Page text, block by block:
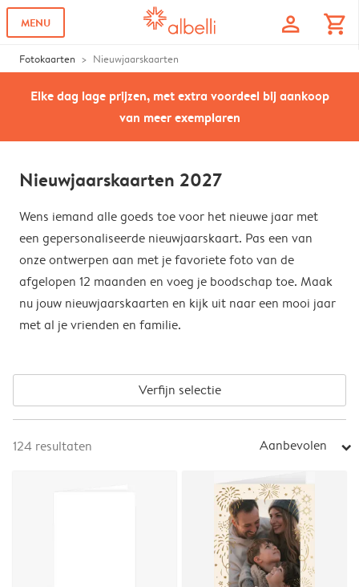
MENU profile shopping_cart
Fotokaarten Nieuwjaarskaarten
Elke dag lage prijzen, met extra voordeel bij aankoop
van meer exemplaren
Nieuwjaarskaarten 2027
Wens iemand alle goeds toe voor het nieuwe jaar met
een gepersonaliseerde nieuwjaarskaart. Pas een van
onze ontwerpen aan met je favoriete foto van de
afgelopen 12 maanden en voeg je boodschap toe. Maak
nu jouw nieuwjaarskaarten en kijk uit naar een mooi jaar
met al je vrienden en familie.
Verfijn selectie
124 resultaten Aanbevolen arrow_right